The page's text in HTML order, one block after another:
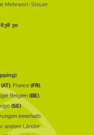
Mehrwert-Steuer
30
(AT), France (FR),
Belgien (BE),
(SE)
innerhalb
andere Länder